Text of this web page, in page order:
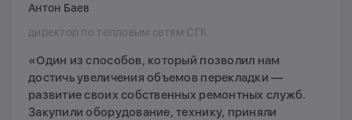
Антон Баев
директор по тепловым сетям СГК
«Один из способов, который позволил нам
достичь увеличения объемов перекладки —
развитие своих собственных ремонтных служб.
Закупили оборудование, технику, приняли